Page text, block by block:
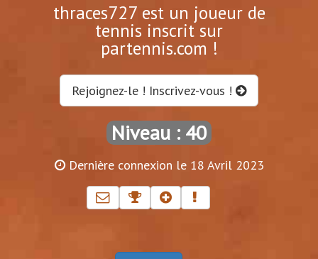
thraces727 est un joueur de
tennis inscrit sur
partennis.com !
Rejoignez-le ! Inscrivez-vous !
Niveau : 40
Dernière connexion le 18 Avril 2023